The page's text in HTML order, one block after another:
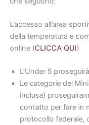
L’accesso all’area
della temperatura e
online (CLICCA QUI)
L’Under 5
Le categorie del
inclusa)
contatto per fare in
protocollo federale,